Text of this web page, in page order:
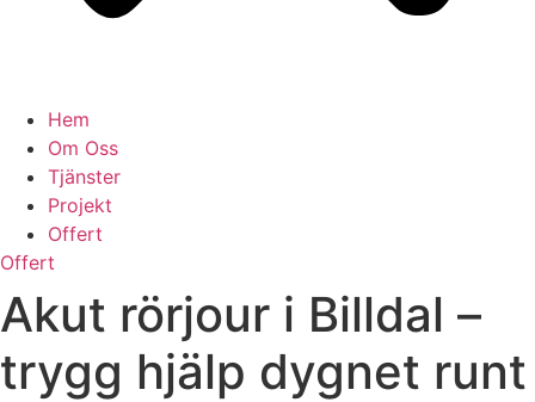
Hem
Om Oss
Tjänster
Projekt
Offert
Offert
Akut rörjour i Billdal –
trygg hjälp dygnet runt